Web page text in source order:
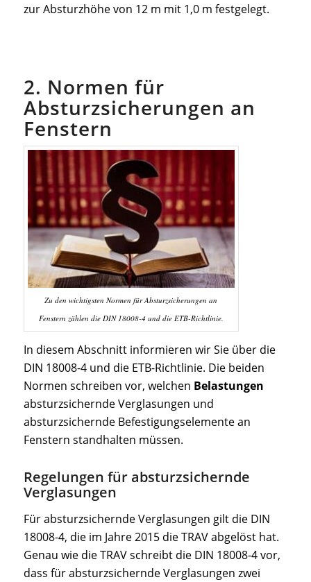
zur Absturzhöhe von 12 m mit 1,0 m festgelegt.
2. Normen für
Absturzsicherungen an
Fenstern
Zu den wichtigsten Normen für Absturzsicherungen an
Fenstern zählen die DIN 18008-4 und die ETB-Richtlinie.
In diesem Abschnitt informieren wir Sie über die
DIN 18008-4 und die ETB-Richtlinie. Die beiden
Normen schreiben vor, welchen Belastungen
absturzsichernde Verglasungen und
absturzsichernde Befestigungselemente an
Fenstern standhalten müssen.
Regelungen für absturzsichernde
Verglasungen
Für absturzsichernde Verglasungen gilt die DIN
18008-4, die im Jahre 2015 die TRAV abgelöst hat.
Genau wie die TRAV schreibt die DIN 18008-4 vor,
dass für absturzsichernde Verglasungen zwei